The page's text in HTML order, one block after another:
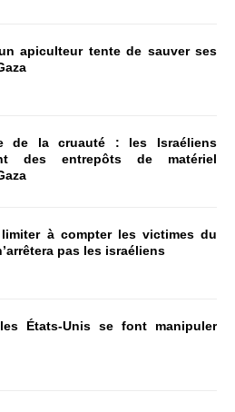
apiculteur tente de sauver ses
de la cruauté : les Israéliens
des entrepôts de matériel
à compter les victimes du
pas les israéliens
États-Unis se font manipuler